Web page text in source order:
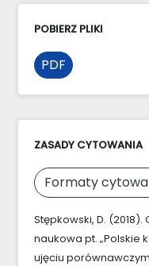
POBIERZ PLIKI
PDF
ZASADY CYTOWANIA
Formaty
Stępkowski, D.
naukowa pt.
ujęciu